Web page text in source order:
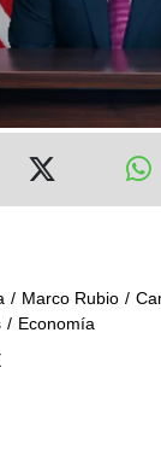
Marco Rubio
Economía